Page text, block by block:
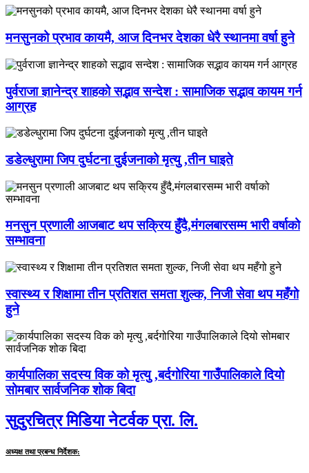
मनसुनको प्रभाव कायमै, आज दिनभर देशका धेरै स्थानमा वर्षा हुने
पुर्वराजा ज्ञानेन्द्र शाहको सद्भाव सन्देश : सामाजिक सद्भाव कायम गर्न
आग्रह
डडेल्धुरामा जिप दुर्घटना दुईजनाको मृत्यु ,तीन घाइते
मनसुन प्रणाली आजबाट थप सक्रिय हुँदै,मंगलबारसम्म भारी वर्षाको
सम्भावना
स्वास्थ्य र शिक्षामा तीन प्रतिशत समता शुल्क, निजी सेवा थप महँगो
हुने
कार्यपालिका सदस्य विक को मृत्यु ,बर्दगोरिया गाउँपालिकाले दियो
सोमबार सार्वजनिक शोक बिदा
सुदुरचित्र मिडिया नेटर्वक प्रा. लि.
अध्यक्ष तथा प्रबन्ध निर्देशक: